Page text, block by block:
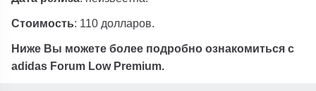
Стоимость: 110 долларов.
Ниже Вы можете более подробно ознакомиться с
adidas Forum Low Premium.